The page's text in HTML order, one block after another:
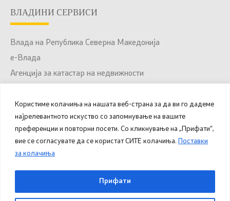
Користиме колачиња на нашата веб-страна за да ви го дадеме
најрелевантното искуство со запомнување на вашите
преференции и повторни посети. Со кликнување на „Прифати“,
вие се согласувате да се користат СИТЕ колачиња. Поставки
за колачиња
Прифати
ВЛАДИНИ СЕРВИСИ
Влада на Република Северна Македонија
е-Влада
Агенција за катастар на недвижности
Портал за отворени податоци
Национален Портал за е-Услуги
© 2025 – 2026 Општина Куманово. Сите права